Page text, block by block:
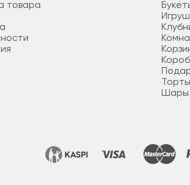
товара
Торты
Шары